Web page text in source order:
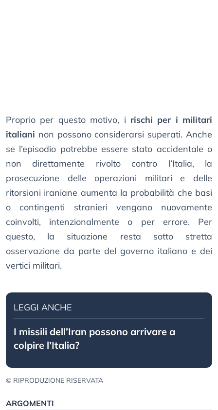
Proprio per questo motivo, i rischi per i militari
italiani non possono considerarsi superati. Anche
se l’episodio potrebbe essere stato accidentale o
non direttamente rivolto contro l’Italia, la
prosecuzione delle operazioni militari e delle
ritorsioni iraniane aumenta la probabilità che basi
o contingenti stranieri vengano nuovamente
coinvolti, intenzionalmente o per errore. Per
questo, la situazione resta sotto stretta
osservazione da parte del governo italiano e dei
vertici militari.
LEGGI ANCHE
I missili dell’Iran possono arrivare a
colpire l’Italia?
© RIPRODUZIONE RISERVATA
ARGOMENTI